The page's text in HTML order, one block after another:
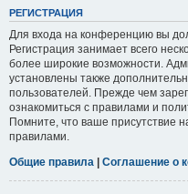
РЕГИСТРАЦИЯ
Для входа на конференцию вы
Регистрация занимает всего
более широкие возможности.
установлены также
пользователей. Прежде чем
ознакомиться с правилами и
Помните, что ваше присутствие
правилами.
Общие правила | Соглашение о